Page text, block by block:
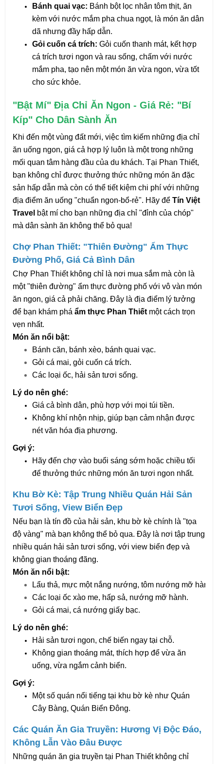
Bánh quai vạc: Bánh bột lọc nhân tôm thịt, ăn
kèm với nước mắm pha chua ngọt, là món ăn dân
dã nhưng đầy hấp dẫn.
Gỏi cuốn cá trích: Gỏi cuốn thanh mát, kết hợp
cá trích tươi ngon và rau sống, chấm với nước
mắm pha, tạo nên một món ăn vừa ngon, vừa tốt
cho sức khỏe.
"Bật Mí" Địa Chỉ Ăn Ngon - Giá Rẻ: "Bí
Kíp" Cho Dân Sành Ăn
Khi đến một vùng đất mới, việc tìm kiếm những địa chỉ
ăn uống ngon, giá cả hợp lý luôn là một trong những
mối quan tâm hàng đầu của du khách. Tại Phan Thiết,
bạn không chỉ được thưởng thức những món ăn đặc
sản hấp dẫn mà còn có thể tiết kiệm chi phí với những
địa điểm ăn uống "chuẩn ngon-bổ-rẻ". Hãy để Tín Việt
Travel bật mí cho bạn những địa chỉ "đỉnh của chóp"
mà dân sành ăn không thể bỏ qua!
Chợ Phan Thiết: "Thiên Đường" Ẩm Thực
Đường Phố, Giá Cả Bình Dân
Chợ Phan Thiết không chỉ là nơi mua sắm mà còn là
một "thiên đường" ẩm thực đường phố với vô vàn món
ăn ngon, giá cả phải chăng. Đây là địa điểm lý tưởng
để bạn khám phá ẩm thực Phan Thiết một cách trọn
vẹn nhất.
Món ăn nổi bật:
Bánh căn, bánh xèo, bánh quai vạc.
Gỏi cá mai, gỏi cuốn cá trích.
Các loại ốc, hải sản tươi sống.
Lý do nên ghé:
Giá cả bình dân, phù hợp với mọi túi tiền.
Không khí nhộn nhịp, giúp bạn cảm nhận được
nét văn hóa địa phương.
Gợi ý:
Hãy đến chợ vào buổi sáng sớm hoặc chiều tối
để thưởng thức những món ăn tươi ngon nhất.
Khu Bờ Kè: Tập Trung Nhiều Quán Hải Sản
Tươi Sống, View Biển Đẹp
Nếu bạn là tín đồ của hải sản, khu bờ kè chính là "tọa
độ vàng" mà bạn không thể bỏ qua. Đây là nơi tập trung
nhiều quán hải sản tươi sống, với view biển đẹp và
không gian thoáng đãng.
Món ăn nổi bật:
Lẩu thả, mực một nắng nướng, tôm nướng mỡ hành.
Các loại ốc xào me, hấp sả, nướng mỡ hành.
Gỏi cá mai, cá nướng giấy bạc.
Lý do nên ghé:
Hải sản tươi ngon, chế biến ngay tại chỗ.
Không gian thoáng mát, thích hợp để vừa ăn
uống, vừa ngắm cảnh biển.
Gợi ý:
Một số quán nổi tiếng tại khu bờ kè như Quán
Cây Bàng, Quán Biển Đông.
Các Quán Ăn Gia Truyền: Hương Vị Độc Đáo,
Không Lẫn Vào Đâu Được
Những quán ăn gia truyền tại Phan Thiết không chỉ